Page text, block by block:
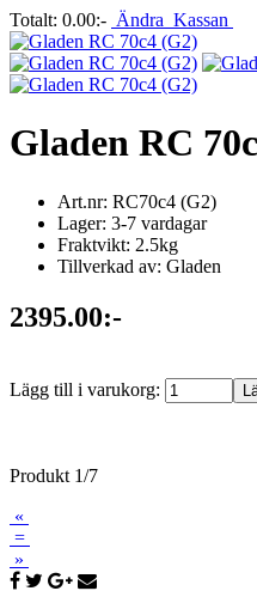
Totalt: 0.00:- Ändra Kassan
Gladen RC
Art.nr: RC70c4 (G2)
Lager: 3-7 vardagar
Fraktvikt: 2.5kg
Tillverkad av: Gladen
2395.00:-
Lägg till i varukorg:
Produkt 1/7
«
=
»